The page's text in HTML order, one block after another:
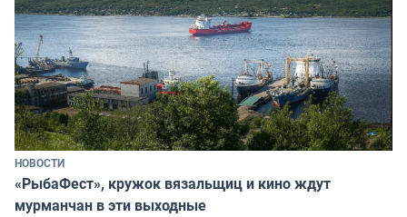
НОВОСТИ
«РыбаФест», кружок вязальщиц и кино ждут
мурманчан в эти выходные